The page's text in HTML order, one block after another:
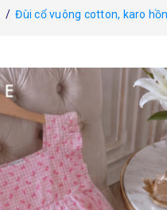
/ Đùi cổ vuông cotton, karo